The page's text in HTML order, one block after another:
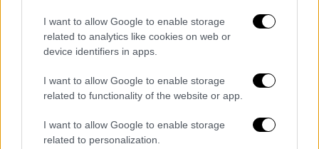
I want to allow Google to enable storage
related to analytics like cookies on web or
device identifiers in apps.
I want to allow Google to enable storage
related to functionality of the website or app.
I want to allow Google to enable storage
related to personalization.
πλευρά, ο αριστερός και δεξιός λαϊκισμός θα
συναντιούνται στο πεδίο του
αντισυστημισμού». Και είναι εμφανές πως
όσο πιο κοντά θα έρχονται οι κάλπες τόσο
θα ανεβαίνει ο πολιτικός υδράργυρος.
πρωθυπουργόςστην ομιλία του έθεσε το